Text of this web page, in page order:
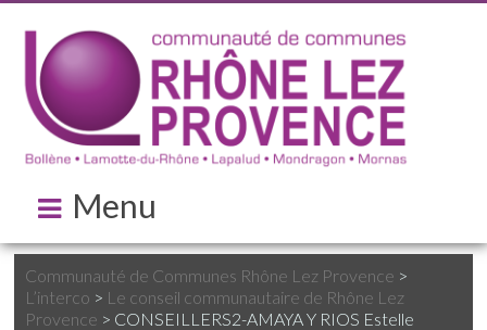
Menu
Communauté de Communes Rhône Lez Provence >
L’interco > Le conseil communautaire de Rhône Lez
Provence > CONSEILLERS2-AMAYA Y RIOS Estelle